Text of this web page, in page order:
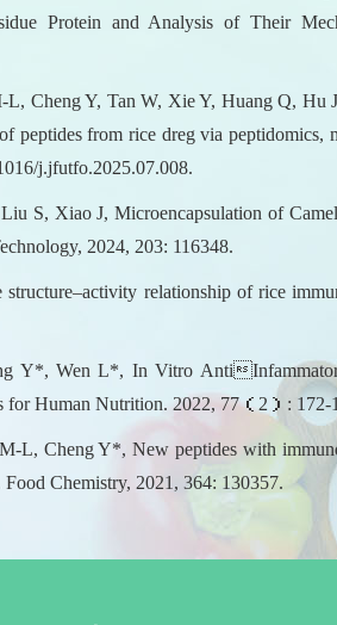
Protein and Analysis of Their
Cheng Y, Tan W, Xie Y, Huang Q, Hu
peptides from rice dreg via peptidomics,
j.jfutfo.2025.07.008.
S, Xiao J, Microencapsulation of
2024, 203: 116348.
relationship of rice
Wen L*, In Vitro Anti
for Human Nutrition. 2022, 77（2）: 172-
L, Cheng Y*, New peptides with
Chemistry, 2021, 364: 130357.